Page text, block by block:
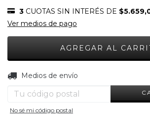
3 CUOTAS SIN INTERÉS DE
Ver medios de pago
Entregas para el CP:
Medios de envío
No sé mi código postal